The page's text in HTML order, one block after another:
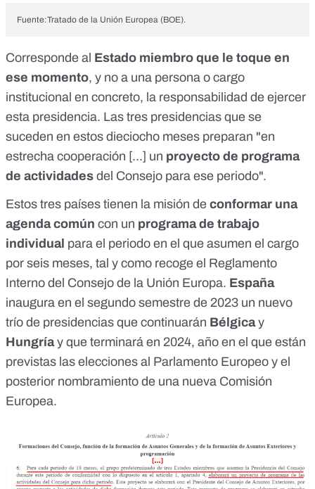
Fuente:Tratado de la Unión Europea (BOE).
Corresponde al Estado miembro que le toque en
ese momento, y no a una persona o cargo
institucional en concreto, la responsabilidad de ejercer
esta presidencia. Las tres presidencias que se
suceden en estos dieciocho meses preparan "en
estrecha cooperación [...] un proyecto de programa
de actividades del Consejo para ese periodo".
Estos tres países tienen la misión de conformar una
agenda común con un programa de trabajo
individual para el periodo en el que asumen el cargo
por seis meses, tal y como recoge el Reglamento
Interno del Consejo de la Unión Europa. España
inaugura en el segundo semestre de 2023 un nuevo
trío de presidencias que continuarán Bélgicay
Hungríay que terminará en 2024, año en el que están
previstas las elecciones al Parlamento Europeo y el
posterior nombramiento de una nueva Comisión
Europea.